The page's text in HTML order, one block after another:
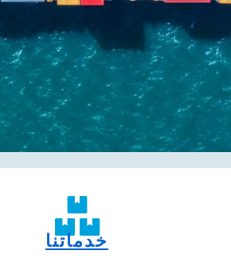
خدماتنا